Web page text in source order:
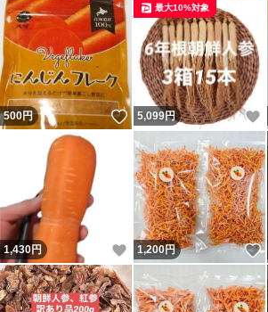
500円 いいね！
5,099円
最大10%対象
1,430円 いいね！
1,200円